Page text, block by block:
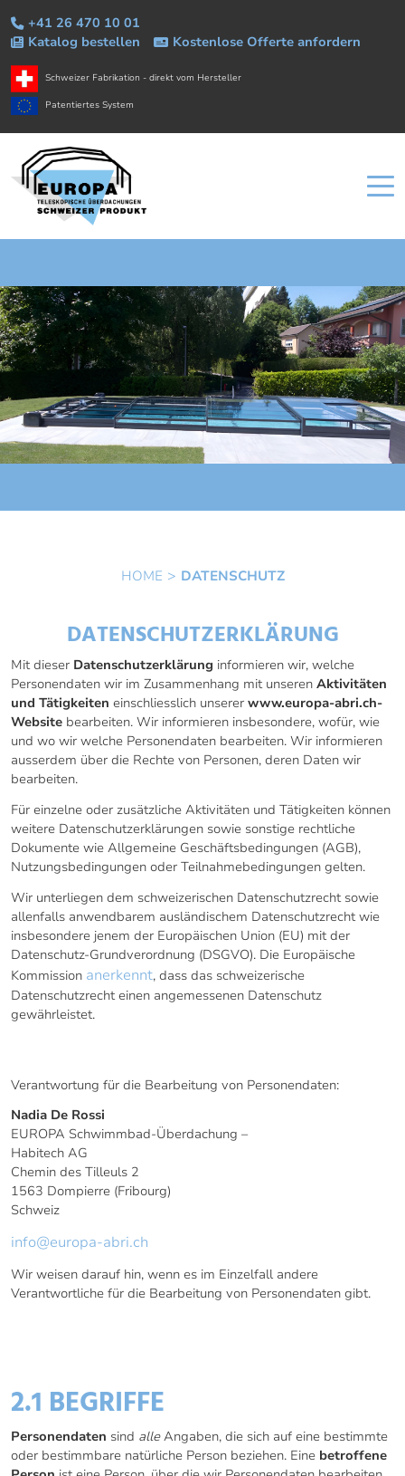
+41 26 470 10 01
Katalog bestellen
Kostenlose Offerte anfordern
Schweizer Fabrikation - direkt vom Hersteller
Patentiertes System
HOME DATENSCHUTZ
DATENSCHUTZERKLÄRUNG
Mit dieser Datenschutzerklärung informieren wir, welche
Personendaten wir im Zusammenhang mit unseren Aktivitäten
und Tätigkeiten einschliesslich unserer www.europa-abri.ch-
Website bearbeiten. Wir informieren insbesondere, wofür, wie
und wo wir welche Personendaten bearbeiten. Wir informieren
ausserdem über die Rechte von Personen, deren Daten wir
bearbeiten.
Für einzelne oder zusätzliche Aktivitäten und Tätigkeiten können
weitere Datenschutzerklärungen sowie sonstige rechtliche
Dokumente wie Allgemeine Geschäftsbedingungen (AGB),
Nutzungsbedingungen oder Teilnahmebedingungen gelten.
Wir unterliegen dem schweizerischen Datenschutzrecht sowie
allenfalls anwendbarem ausländischem Datenschutzrecht wie
insbesondere jenem der Europäischen Union (EU) mit der
Datenschutz-Grundverordnung (DSGVO). Die Europäische
Kommission anerkennt, dass das schweizerische
Datenschutzrecht einen angemessenen Datenschutz
gewährleistet.
Verantwortung für die Bearbeitung von Personendaten:
Nadia De Rossi
EUROPA Schwimmbad-Überdachung –
Habitech AG
Chemin des Tilleuls 2
1563 Dompierre (Fribourg)
Schweiz
info@europa-abri.ch
Wir weisen darauf hin, wenn es im Einzelfall andere
Verantwortliche für die Bearbeitung von Personendaten gibt.
2.1 BEGRIFFE
Personendaten sind alleAngaben, die sich auf eine bestimmte
oder bestimmbare natürliche Person beziehen. Eine betroffene